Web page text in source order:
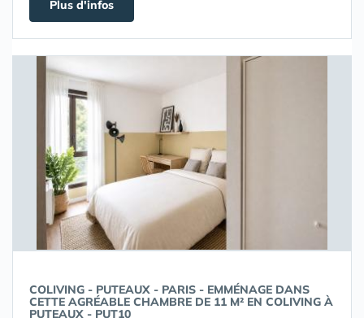
Plus d'infos
COLIVING - PUTEAUX - PARIS - EMMÉNAGE DANS
CETTE AGRÉABLE CHAMBRE DE 11 M² EN COLIVING À
PUTEAUX - PUT10